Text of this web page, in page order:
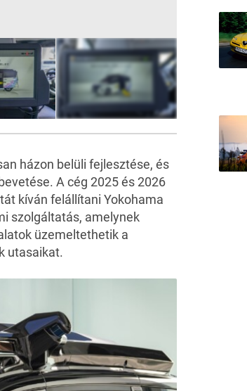
házon belüli fejlesztése, és
A cég 2025 és 2026
kíván felállítani Yokohama
szolgáltatás, amelynek
üzemeltethetik a
utasaikat.